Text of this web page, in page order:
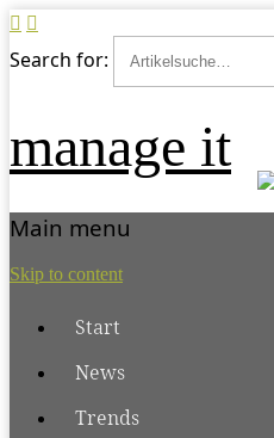
Search for:
manage it
Main menu
Skip to content
Start
News
Trends